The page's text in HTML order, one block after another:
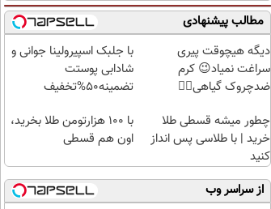
مطالب پیشنهادی
دیگه هیچوقت پیری
سراغت نمیاد😉 کرم
ضدچروک گیاهی👈🏻
با جلبک اسپیرولینا جوانی و
شادابی پوستت
تضمینه50%تخفیف
چطور میشه قسطی طلا
خرید | با طلاسی پس انداز
کنید
با ۱۰۰ هزارتومن طلا بخرید،
اون هم قسطی
از سراسر وب